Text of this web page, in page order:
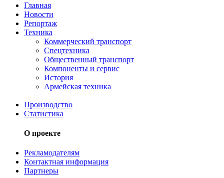
Главная
Новости
Репортаж
Техника
Коммерческий транспорт
Спецтехника
Общественный транспорт
Компоненты и сервис
История
Армейская техника
Производство
Статистика
О проекте
Рекламодателям
Контактная информация
Партнеры